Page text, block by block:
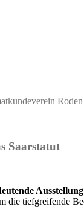
Roden
Saarstatut
Ausstellung
tiefgreifende